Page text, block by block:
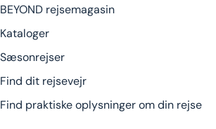
BEYOND rejsemagasin
Kataloger
Sæsonrejser
Find dit rejsevejr
Find praktiske oplysninger om din rejse